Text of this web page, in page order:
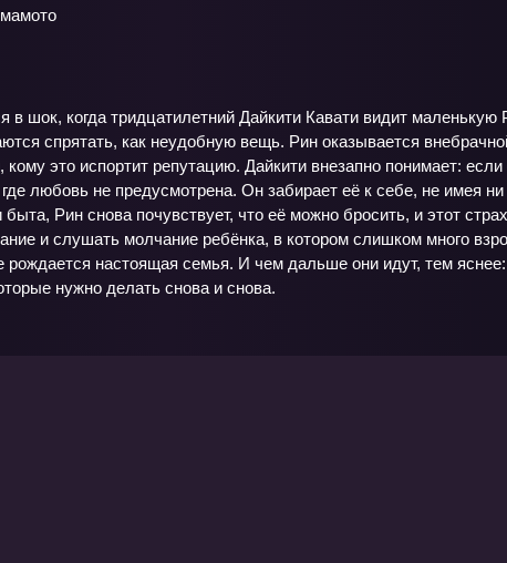
в шок, когда тридцатилетний Дайкити Кавати видит
спрятать, как неудобную вещь. Рин оказывается
это испортит репутацию. Дайкити внезапно понимает:
любовь не предусмотрена. Он забирает её к себе, не имея
быта, Рин снова почувствует, что её можно бросить, и этот
и слушать молчание ребёнка, в котором слишком много
рождается настоящая семья. И чем дальше они идут, тем
нужно делать снова и снова.